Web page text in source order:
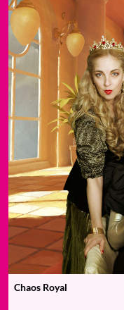
Chaos Royal